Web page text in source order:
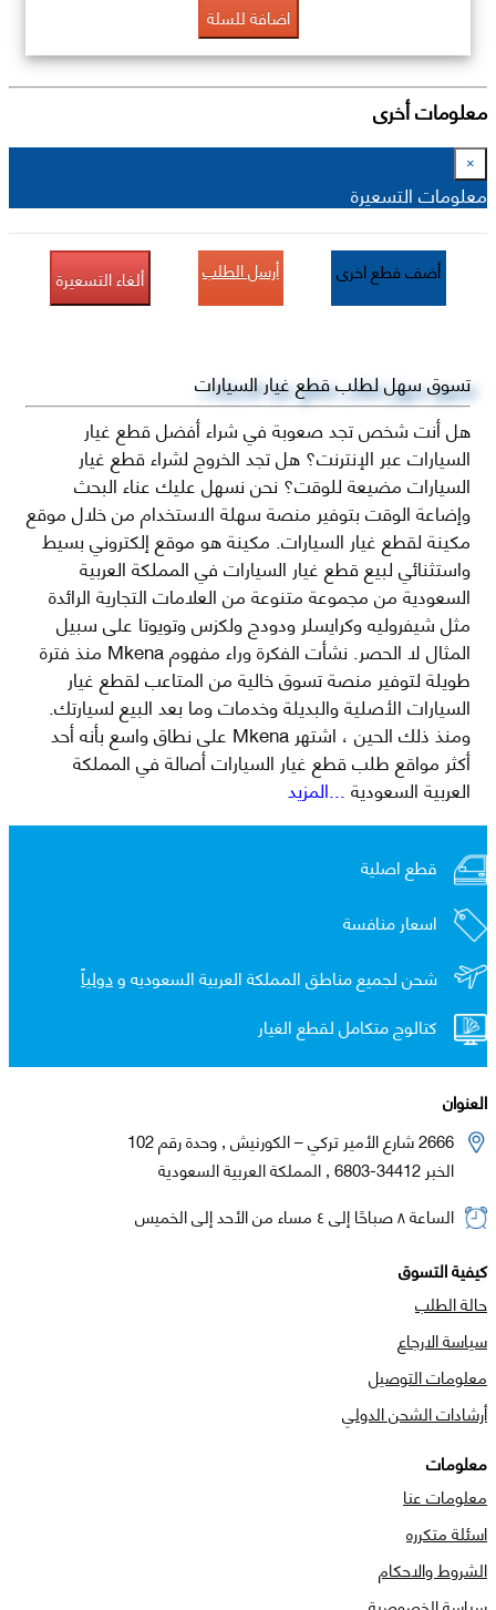
اضافة للسلة
معلومات أخرى
×
معلومات التسعيرة
أضف قطع اخرى أرسل الطلب ألغاء التسعيرة
تسوق سهل لطلب قطع غيار السيارات
هل أنت شخص تجد صعوبة في شراء أفضل قطع غيار
السيارات عبر الإنترنت؟ هل تجد الخروج لشراء قطع غيار
السيارات مضيعة للوقت؟ نحن نسهل عليك عناء البحث
وإضاعة الوقت بتوفير منصة سهلة الاستخدام من خلال موقع
مكينة لقطع غيار السيارات. مكينة هو موقع إلكتروني بسيط
واستثنائي لبيع قطع غيار السيارات في المملكة العربية
السعودية من مجموعة متنوعة من العلامات التجارية الرائدة
مثل شيفروليه وكرايسلر ودودج ولكزس وتويوتا على سبيل
المثال لا الحصر. نشأت الفكرة وراء مفهوم Mkena منذ فترة
طويلة لتوفير منصة تسوق خالية من المتاعب لقطع غيار
السيارات الأصلية والبديلة وخدمات وما بعد البيع لسيارتك.
ومنذ ذلك الحين ، اشتهر Mkena على نطاق واسع بأنه أحد
أكثر مواقع طلب قطع غيار السيارات أصالة في المملكة
العربية السعودية...المزيد
قطع اصلية
اسعار منافسة
شحن لجميع مناطق المملكة العربية السعوديه ودولياً
كتالوج متكامل لقطع الغيار
العنوان
2666 شارع الأمير تركي – الكورنيش , وحدة رقم 102
الخبر 34412-6803 , المملكة العربية السعودية
الساعة ٨ صباحًا إلى ٤ مساء من الأحد إلى الخميس
كيفية التسوق
حالة الطلب
سياسة الارجاع
معلومات التوصيل
أرشادات الشحن الدولي
معلومات
معلومات عنا
اسئلة متكرره
الشروط والاحكام